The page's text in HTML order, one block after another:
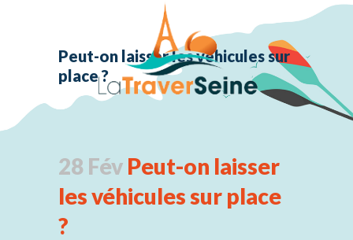
Peut-on laisser les véhicules sur
place ?
28 Fév Peut-on laisser
les véhicules sur place
?